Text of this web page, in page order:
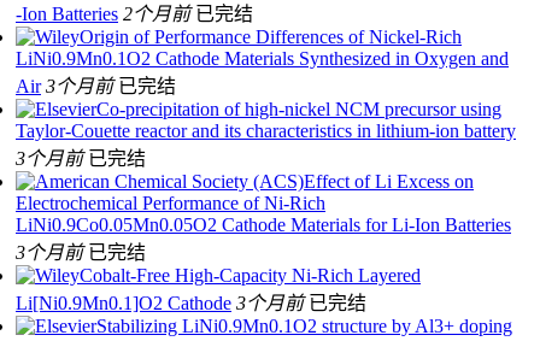
‐Ion Batteries 2个月前 已完结
Origin of Performance Differences of Nickel‐Rich
LiNi0.9Mn0.1O2 Cathode Materials Synthesized in Oxygen and
Air 3个月前 已完结
Co-precipitation of high‑nickel NCM precursor using
Taylor-Couette reactor and its characteristics in lithium-ion battery
3个月前 已完结
Effect of Li Excess on
Electrochemical Performance of Ni-Rich
LiNi0.9Co0.05Mn0.05O2 Cathode Materials for Li-Ion Batteries
3个月前 已完结
Cobalt‐Free High‐Capacity Ni‐Rich Layered
Li[Ni0.9Mn0.1]O2 Cathode 3个月前 已完结
Stabilizing LiNi0.9Mn0.1O2 structure by Al3+ doping